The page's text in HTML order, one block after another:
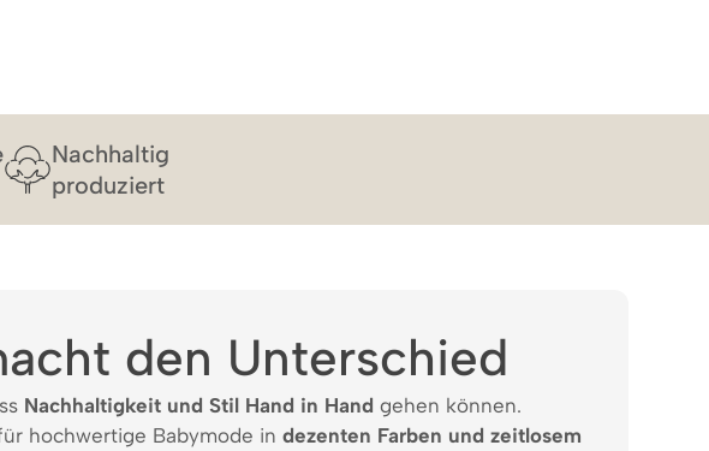
Nachhaltig
produziert
den Unterschied
Nachhaltigkeit und Stil Hand in Hand gehen können.
hochwertige Babymode in dezenten Farben und zeitlosem